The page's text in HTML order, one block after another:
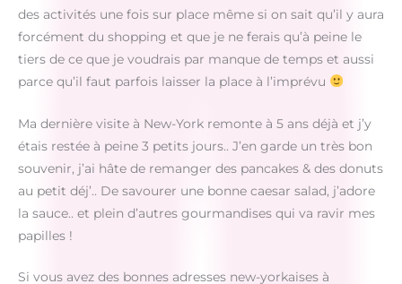
des activités une fois sur place même si on sait qu’il y aura
forcément du shopping et que je ne ferais qu’à peine le
tiers de ce que je voudrais par manque de temps et aussi
parce qu’il faut parfois laisser la place à l’imprévu
Ma dernière visite à New-York remonte à 5 ans déjà et j’y
étais restée à peine 3 petits jours.. J’en garde un très bon
souvenir, j’ai hâte de remanger des pancakes & des donuts
au petit déj’.. De savourer une bonne caesar salad, j’adore
la sauce.. et plein d’autres gourmandises qui va ravir mes
papilles !
Si vous avez des bonnes adresses new-yorkaises à